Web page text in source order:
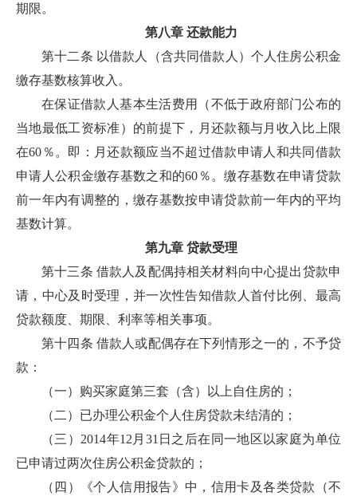
期限。
第八章 还款能力
第十二条 以借款人（含共同借款人）个人住房公积金
缴存基数核算收入。
在保证借款人基本生活费用（不低于政府部门公布的
当地最低工资标准）的前提下，月还款额与月收入比上限
在60％。即：月还款额应当不超过借款申请人和共同借款
申请人公积金缴存基数之和的60％。缴存基数在申请贷款
前一年内有调整的，缴存基数按申请贷款前一年内的平均
基数计算。
第九章 贷款受理
第十三条 借款人及配偶持相关材料向中心提出贷款申
请，中心及时受理，并一次性告知借款人首付比例、最高
贷款额度、期限、利率等相关事项。
第十四条 借款人或配偶存在下列情形之一的，不予贷
款：
（一）购买家庭第三套（含）以上自住房的；
（二）已办理公积金个人住房贷款未结清的；
（三）2014年12月31日之后在同一地区以家庭为单位
已申请过两次住房公积金贷款的；
（四）《个人信用报告》中，信用卡及各类贷款（不